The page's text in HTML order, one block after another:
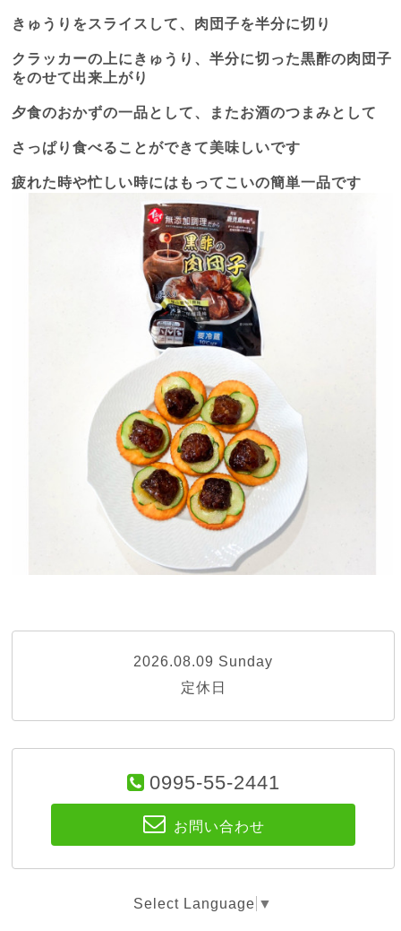
きゅうりをスライスして、肉団子を半分に切り
クラッカーの上にきゅうり、半分に切った黒酢の肉団子
をのせて出来上がり
夕食のおかずの一品として、またお酒のつまみとして
さっぱり食べることができて美味しいです
疲れた時や忙しい時にはもってこいの簡単一品です
2026.08.09 Sunday
定休日
0995-55-2441
お問い合わせ
Select Language ▼